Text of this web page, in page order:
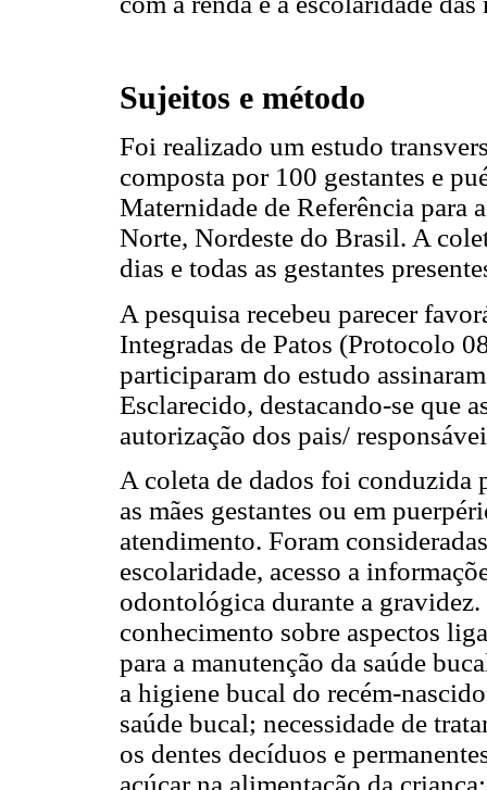
Sujeitos e método
Foi realizado um estudo
composta por 100 gestantes e
Maternidade de Referência para
Norte, Nordeste do Brasil. A
dias e todas as gestantes
A pesquisa recebeu parecer
Integradas de Patos (Protocolo
participaram do estudo
Esclarecido, destacando-se que
autorização dos pais/
A coleta de dados foi conduzida
as mães gestantes ou em
atendimento. Foram
escolaridade, acesso a
odontológica durante a
conhecimento sobre aspectos
para a manutenção da saúde
a higiene bucal do recém-
saúde bucal; necessidade de
os dentes decíduos e
açúcar na alimentação da